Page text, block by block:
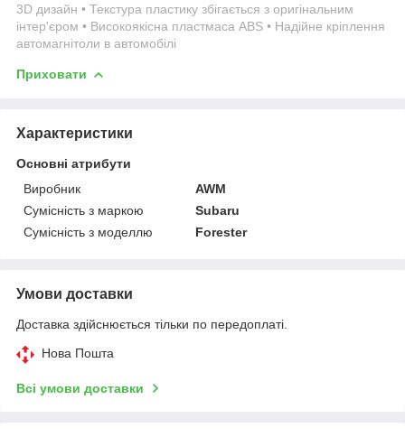
3D дизайн • Текстура пластику збігається з оригінальним
інтер'єром • Високоякісна пластмаса ABS • Надійне кріплення
автомагнітоли в автомобілі
Приховати
Характеристики
Основні атрибути
Виробник
AWM
Сумісність з маркою
Subaru
Сумісність з моделлю
Forester
Умови доставки
Доставка здійснюється тільки по передоплаті.
Нова Пошта
Всі умови доставки